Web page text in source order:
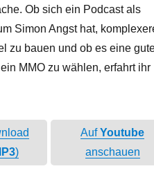
Ob sich ein Podcast als
Simon Angst hat,
zu bauen und ob es eine
MMO zu wählen, erfahrt ihr
)
AufYoutube
anschauen